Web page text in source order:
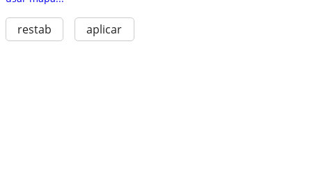
restab aplicar